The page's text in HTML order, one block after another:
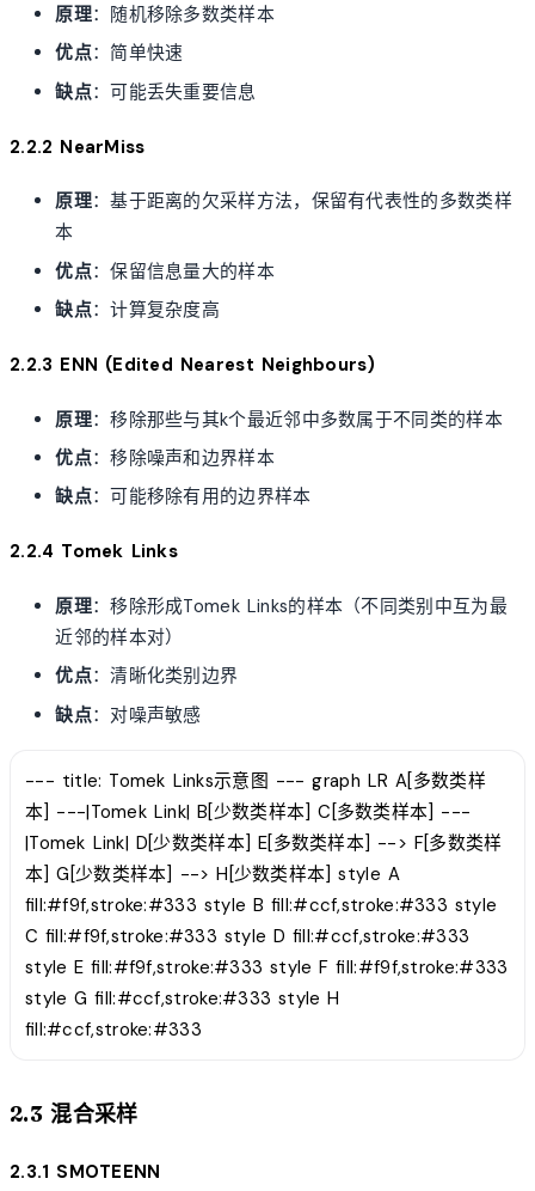
原理：随机移除多数类样本
优点：简单快速
缺点：可能丢失重要信息
2.2.2 NearMiss
原理：基于距离的欠采样方法，保留有代表性的多数类样
本
优点：保留信息量大的样本
缺点：计算复杂度高
2.2.3 ENN (Edited Nearest Neighbours)
原理：移除那些与其k个最近邻中多数属于不同类的样本
优点：移除噪声和边界样本
缺点：可能移除有用的边界样本
2.2.4 Tomek Links
原理：移除形成Tomek Links的样本（不同类别中互为最
近邻的样本对）
优点：清晰化类别边界
缺点：对噪声敏感
--- title: Tomek Links示意图 --- graph LR A[多数类样
本] ---|Tomek Link| B[少数类样本] C[多数类样本] ---
|Tomek Link| D[少数类样本] E[多数类样本] --> F[多数类样
本] G[少数类样本] --> H[少数类样本] style A
fill:#f9f,stroke:#333 style B fill:#ccf,stroke:#333 style
C fill:#f9f,stroke:#333 style D fill:#ccf,stroke:#333
style E fill:#f9f,stroke:#333 style F fill:#f9f,stroke:#333
style G fill:#ccf,stroke:#333 style H
fill:#ccf,stroke:#333
2.3 混合采样
2.3.1 SMOTEENN